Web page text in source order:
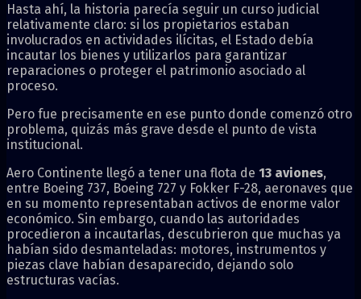
Hasta ahí, la historia parecía seguir un curso judicial
relativamente claro: si los propietarios estaban
involucrados en actividades ilícitas, el Estado debía
incautar los bienes y utilizarlos para garantizar
reparaciones o proteger el patrimonio asociado al
proceso.
Pero fue precisamente en ese punto donde comenzó otro
problema, quizás más grave desde el punto de vista
institucional.
Aero Continente llegó a tener una flota de 13 aviones,
entre Boeing 737, Boeing 727 y Fokker F-28, aeronaves que
en su momento representaban activos de enorme valor
económico. Sin embargo, cuando las autoridades
procedieron a incautarlas, descubrieron que muchas ya
habían sido desmanteladas: motores, instrumentos y
piezas clave habían desaparecido, dejando solo
estructuras vacías.